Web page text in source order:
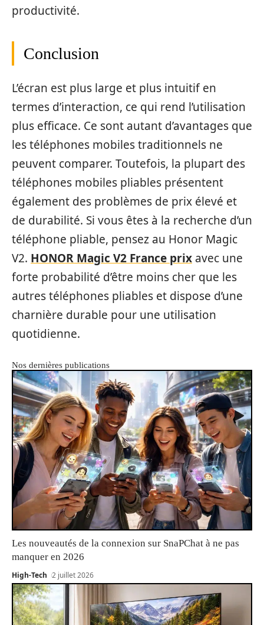
productivité.
Conclusion
L’écran est plus large et plus intuitif en
termes d’interaction, ce qui rend l’utilisation
plus efficace. Ce sont autant d’avantages que
les téléphones mobiles traditionnels ne
peuvent comparer. Toutefois, la plupart des
téléphones mobiles pliables présentent
également des problèmes de prix élevé et
de durabilité. Si vous êtes à la recherche d’un
téléphone pliable, pensez au Honor Magic
V2. HONOR Magic V2 France prix avec une
forte probabilité d’être moins cher que les
autres téléphones pliables et dispose d’une
charnière durable pour une utilisation
quotidienne.
Nos dernières publications
Les nouveautés de la connexion sur SnaPChat à ne pas
manquer en 2026
High-Tech 2 juillet 2026